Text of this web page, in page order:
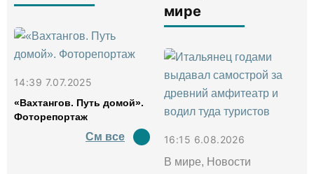
14:39 7.07.2025
«Вахтангов. Путь домой».
Фоторепортаж
См все
мире
16:15 6.08.2026
В мире, Новости